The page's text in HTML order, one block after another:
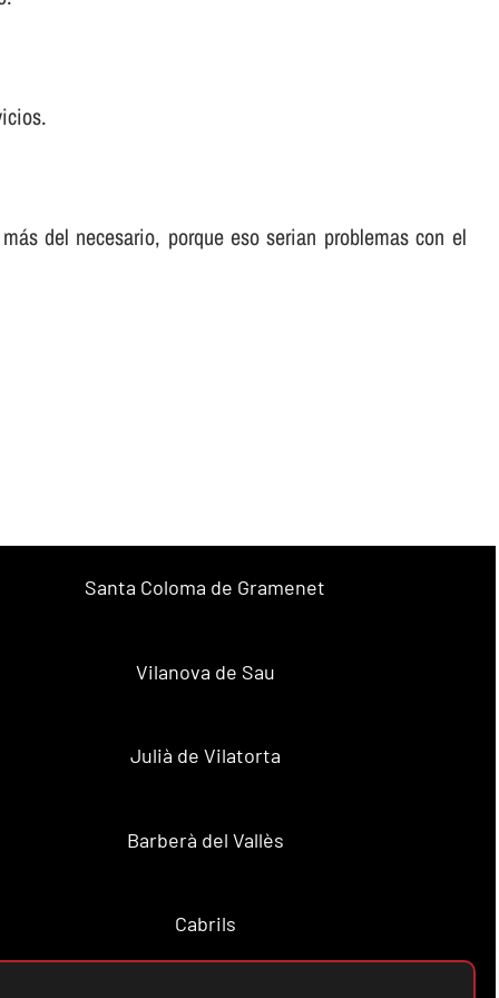
del necesario, porque eso serian problemas con el
Santa Coloma de Gramenet
Vilanova de Sau
Julià de Vilatorta
Barberà del Vallès
Cabrils